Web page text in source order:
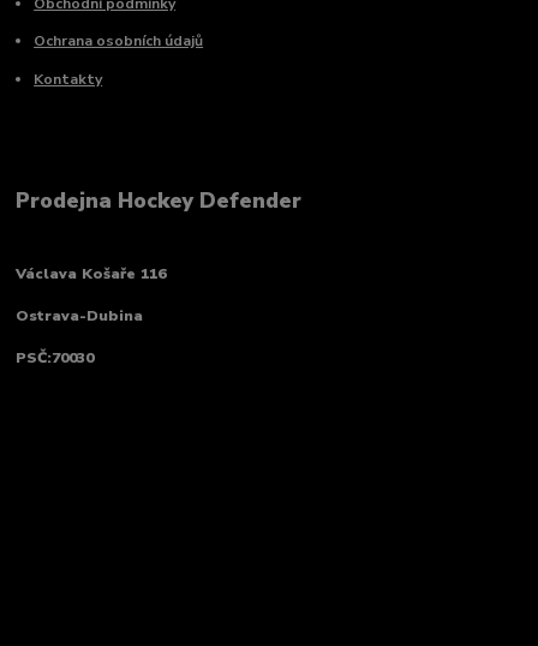
Ochrana osobních údajů
Kontakty
Prodejna Hockey Defender
Václava Košaře 116
Ostrava-Dubina
PSČ:70030